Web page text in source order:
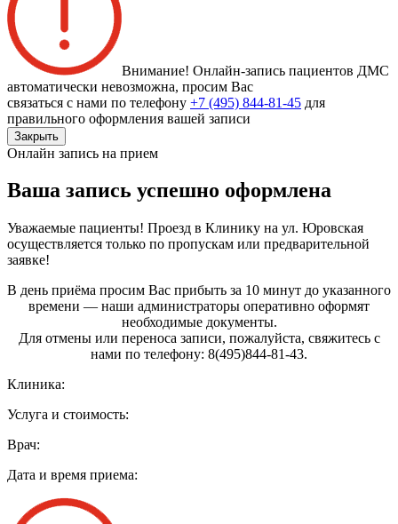
Внимание! Онлайн-запись пациентов ДМС
автоматически невозможна, просим Вас
связаться с нами по телефону +7 (495) 844-81-45 для
правильного оформления вашей записи
Закрыть
Онлайн запись на прием
Ваша запись успешно оформлена
Уважаемые пациенты! Проезд в Клинику на ул. Юровская
осуществляется только по пропускам или предварительной
заявке!
В день приёма просим Вас прибыть за 10 минут до указанного
времени — наши администраторы оперативно оформят
необходимые документы.
Для отмены или переноса записи, пожалуйста, свяжитесь с
нами по телефону: 8(495)844‑81‑43.
Клиника:
Услуга и стоимость:
Врач:
Дата и время приема: